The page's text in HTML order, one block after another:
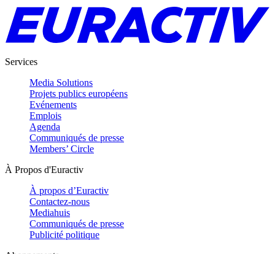
Services
Media Solutions
Projets publics européens
Evénements
Emplois
Agenda
Communiqués de presse
Members’ Circle
À Propos d'Euractiv
À propos d’Euractiv
Contactez-nous
Mediahuis
Communiqués de presse
Publicité politique